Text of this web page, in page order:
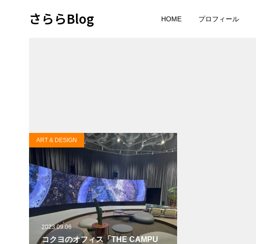
さららBlog HOME プロフィール
2023.09.06
コクヨのオフィス「THE CAMPU
ART & DESIGN